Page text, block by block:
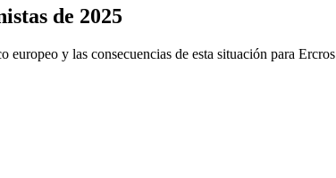
de 2025
europeo y las consecuencias de esta situación para Ercros